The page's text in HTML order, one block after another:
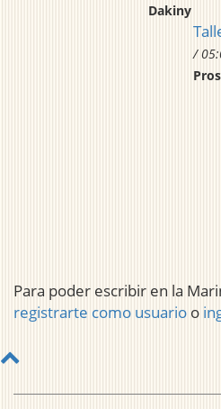
Dakiny
/
Para poder escribir en la
registrarte como usuario o